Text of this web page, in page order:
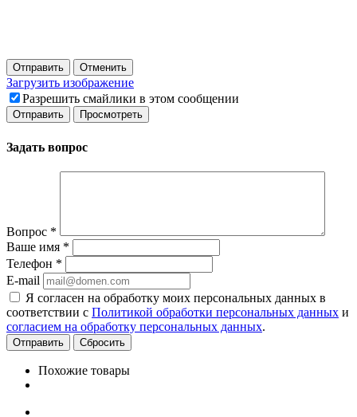
Отправить Отменить
Загрузить изображение
Разрешить смайлики в этом сообщении
Задать вопрос
Вопрос *
Ваше имя *
Телефон *
E-mail
Я согласен на обработку моих персональных данных в
соответствии с Политикой обработки персональных данных и
согласием на обработку персональных данных.
Сбросить
Похожие товары